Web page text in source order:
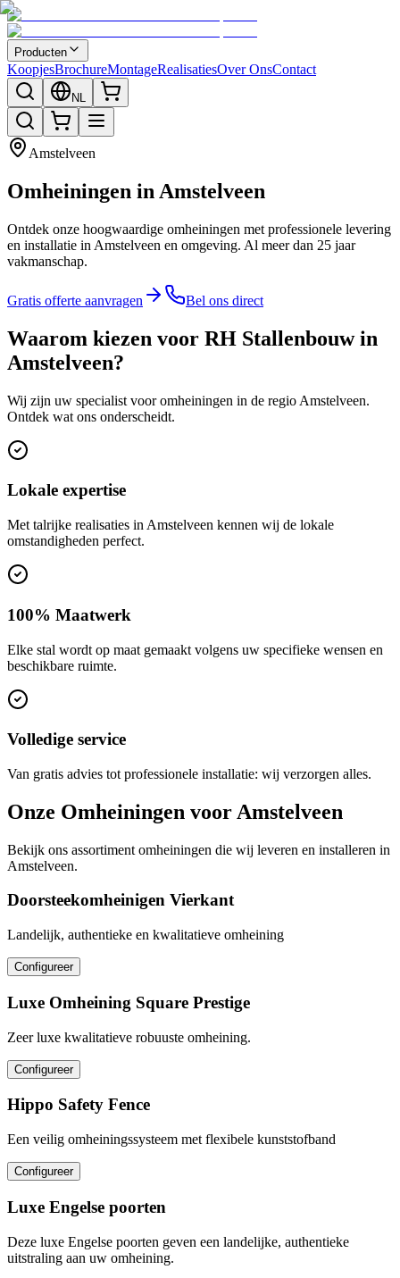
Producten
KoopjesBrochureMontageRealisatiesOver OnsContact
NL
Amstelveen
Omheiningen in Amstelveen
Ontdek onze hoogwaardige omheiningen met professionele levering
en installatie in Amstelveen en omgeving. Al meer dan 25 jaar
vakmanschap.
Gratis offerte aanvragen Bel ons direct
Waarom kiezen voor RH Stallenbouw in
Amstelveen?
Wij zijn uw specialist voor omheiningen in de regio Amstelveen.
Ontdek wat ons onderscheidt.
Lokale expertise
Met talrijke realisaties in Amstelveen kennen wij de lokale
omstandigheden perfect.
100% Maatwerk
Elke stal wordt op maat gemaakt volgens uw specifieke wensen en
beschikbare ruimte.
Volledige service
Van gratis advies tot professionele installatie: wij verzorgen alles.
Onze Omheiningen voor Amstelveen
Bekijk ons assortiment omheiningen die wij leveren en installeren in
Amstelveen.
Doorsteekomheinigen Vierkant
Landelijk, authentieke en kwalitatieve omheining
Configureer
Luxe Omheining Square Prestige
Zeer luxe kwalitatieve robuuste omheining.
Configureer
Hippo Safety Fence
Een veilig omheiningssysteem met flexibele kunststofband
Configureer
Luxe Engelse poorten
Deze luxe Engelse poorten geven een landelijke, authentieke
uitstraling aan uw omheining.